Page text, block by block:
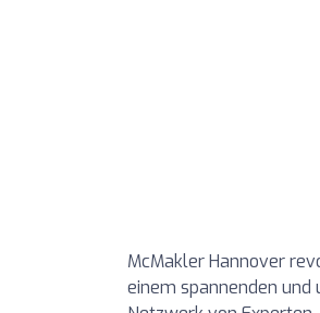
McMakler Hannover
einem spannenden und